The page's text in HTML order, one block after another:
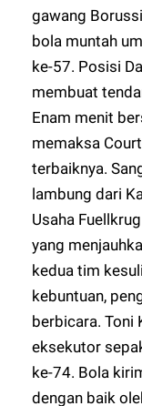
gawang
bola muntah
ke-57. Posisi
membuat
Enam menit
memaksa
terbaiknya.
lambung dari
Usaha
yang
kedua tim
kebuntuan,
berbicara. Toni
eksekutor
ke-74. Bola
dengan baik